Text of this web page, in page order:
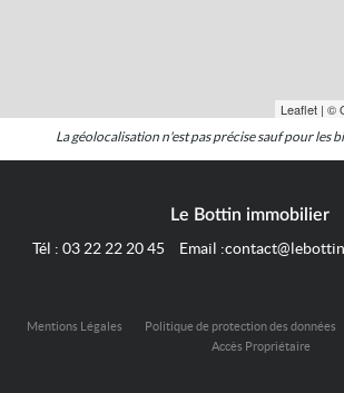
Leaflet | ©
La géolocalisation n'est pas précise sauf pour les
Le Bottin immobilier
Tél : 03 22 22 20 45 Email :
Mentions Légales Politique de protection des données
Accès Propriétaire